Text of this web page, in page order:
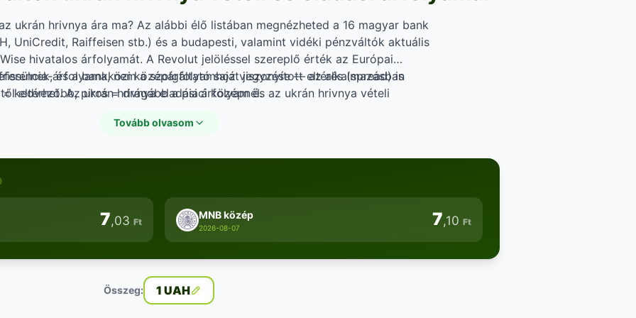
ukrán hrivnya ára ma? Az alábbi élő listában megnézheted a 16 magyar bank
UniCredit, Raiffeisen stb.) és a budapesti, valamint vidéki pénzváltók aktuális
hivatalos árfolyamát. A Revolut jelöléssel szereplő érték az Európai
árfolyama, nem a szolgáltató saját jegyzése — az alkalmazásban
eltérhet. Az ukrán hrivnya eladási árfolyam és az ukrán hrivnya vételi
— érdemes mindkét módot összehasonlítani, mielőtt váltanál.
és a bankközi középárfolyamhoz viszonyított eltérés (spread) is
kedvezőbb, piros = drágább a piaci középnél.
Tovább olvasom
7,03 Ft
MNB közép
2026-08-07 7,10 Ft
Összeg: 1 UAH